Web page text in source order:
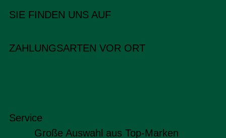
SIE FINDEN UNS AUF
ZAHLUNGSARTEN VOR ORT
Service
Große Auswahl aus Top-Marken